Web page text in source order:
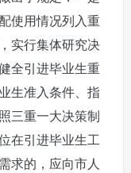
使用情况列入重
实行集体研究决
全引进毕业生重
生准入条件、指
三重一大决策制
在引进毕业生工
求的，应向市人